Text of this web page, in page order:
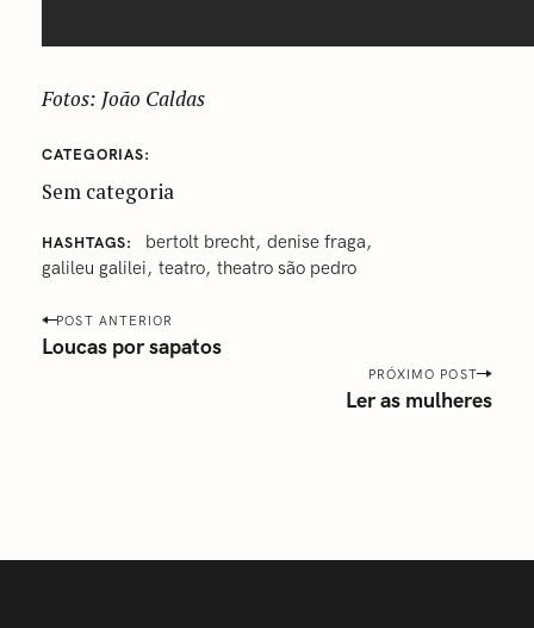
Fotos: João Caldas
CATEGORIAS
Sem categoria
HASHTAGS bertolt brecht denise fraga
galileu galilei
‎teatro ‎theatro são pedro‬
P
o
POST ANTERIOR
Loucas por sapatos
PRÓXIMO POST
Ler as mulheres